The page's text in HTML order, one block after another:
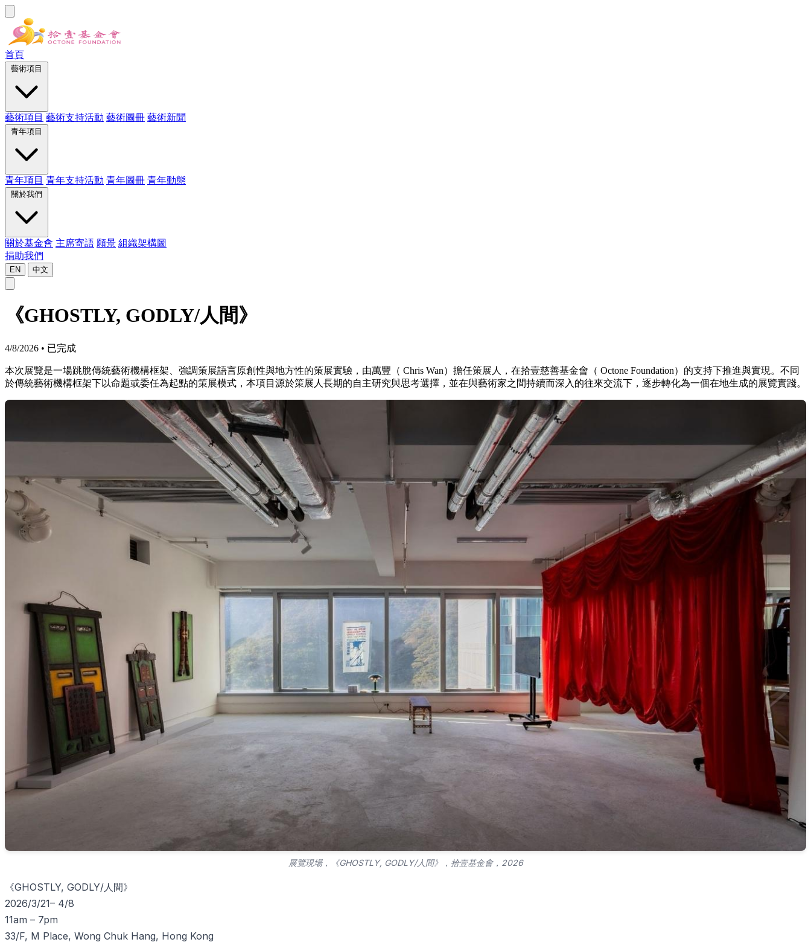
首頁
藝術項目 藝術支持活動 藝術圖冊 藝術新聞
青年項目 青年支持活動 青年圖冊 青年動態
關於基金會 主席寄語 願景 組織架構圖
捐助我們
EN 中文
《GHOSTLY, GODLY/人間》
4/8/2026 • 已完成
本次展覽是一場跳脫傳統藝術機構框架、強調策展語言原創性與地方性的策展實驗，由萬豐（ Chris Wan）擔任策展人，在拾壹慈善基金會（ Octone Foundation）的支持下推進與實現。不同
於傳統藝術機構框架下以命題或委任為起點的策展模式，本項目源於策展人長期的自主研究與思考選擇，並在與藝術家之間持續而深入的往來交流下，逐步轉化為一個在地生成的展覽實踐。
展覽現場，《GHOSTLY, GODLY/人間》，拾壹基金會，2026
《GHOSTLY, GODLY/人間》
2026/3/21– 4/8
11am – 7pm
33/F, M Place, Wong Chuk Hang, Hong Kong